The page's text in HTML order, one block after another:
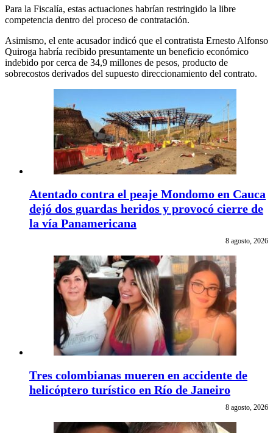
Para la Fiscalía, estas actuaciones habrían restringido la libre
competencia dentro del proceso de contratación.
Asimismo, el ente acusador indicó que el contratista Ernesto Alfonso
Quiroga habría recibido presuntamente un beneficio económico
indebido por cerca de 34,9 millones de pesos, producto de
sobrecostos derivados del supuesto direccionamiento del contrato.
Atentado contra el peaje Mondomo en Cauca
dejó dos guardas heridos y provocó cierre de
la vía Panamericana
8 agosto, 2026
Tres colombianas mueren en accidente de
helicóptero turístico en Río de Janeiro
8 agosto, 2026